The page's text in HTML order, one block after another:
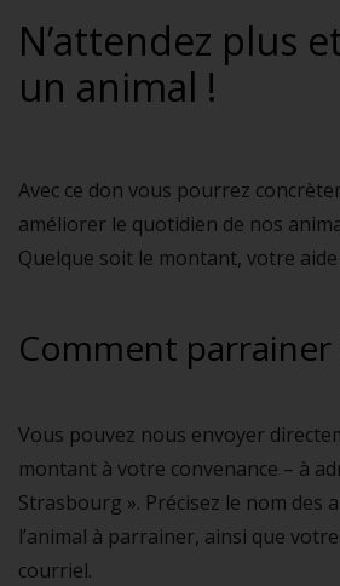
N’attendez plus
un
Avec ce don vous pourrez
améliorer le quotidien de nos
Quelque soit le montant, votre
Comment parrainer
Vous pouvez nous envoyer
montant à votre convenance – à
Strasbourg ». Précisez le nom des
l’animal à parrainer, ainsi que
courriel.